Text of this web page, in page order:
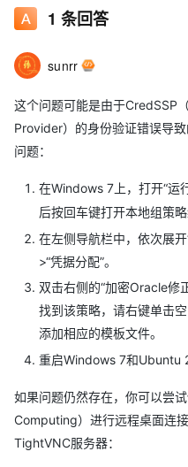
个策略； 远程设置也设置了“允
ubuntu的/etc/xrdp/xrdp.ini里
TLSv1；查看xrdp的状态也是
密码也设置了。不过这个xrdp
ubuntu20.04.6LTS安装好xrdp
给复制然后在离线设备里全部
两台重启之后连还是报“身份验
1 条回答
sunrr
这个问题可能是由于
Provider）的身份验证错误导
问题：
在Windows 7上，打开“运
后按回车键打开本地组策略
在左侧导航栏中，依次展开
>“凭据分配”。
双击右侧的“加密Oracle修
找到该策略，请右键单击
添加相应的模板文件。
重启Windows 7和Ubuntu
如果问题仍然存在，你可以尝
Computing）进行远程桌面连
TightVNC服务器：